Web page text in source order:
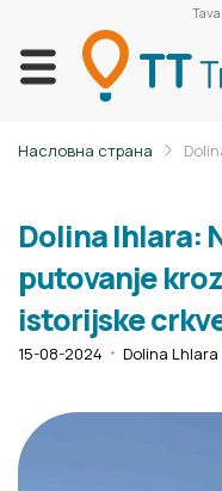
Насловна страна
Dolina Ihlara:
putovanje
istorijske
15-08-2024 Dolina Lhlara